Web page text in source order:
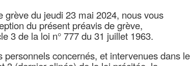
grève du jeudi 23 mai 2024, nous vous
du présent préavis de grève,
3 de la loi n° 777 du 31 juillet 1963.
concernés, et intervenues dans le